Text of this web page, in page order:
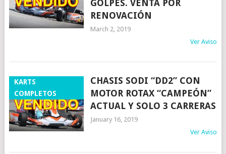
GOLPES. VENTA POR
RENOVACIÓN
March 2, 2019
Ver Aviso
KARTS
COMPLETOS
CHASIS SODI “DD2” CON
MOTOR ROTAX “CAMPEÓN”
ACTUAL Y SOLO 3 CARRERAS
January 16, 2019
Ver Aviso